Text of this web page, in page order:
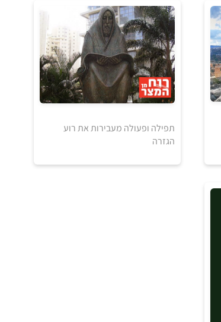
תפילה ופעולה מעבירות את רוע
הגזרה